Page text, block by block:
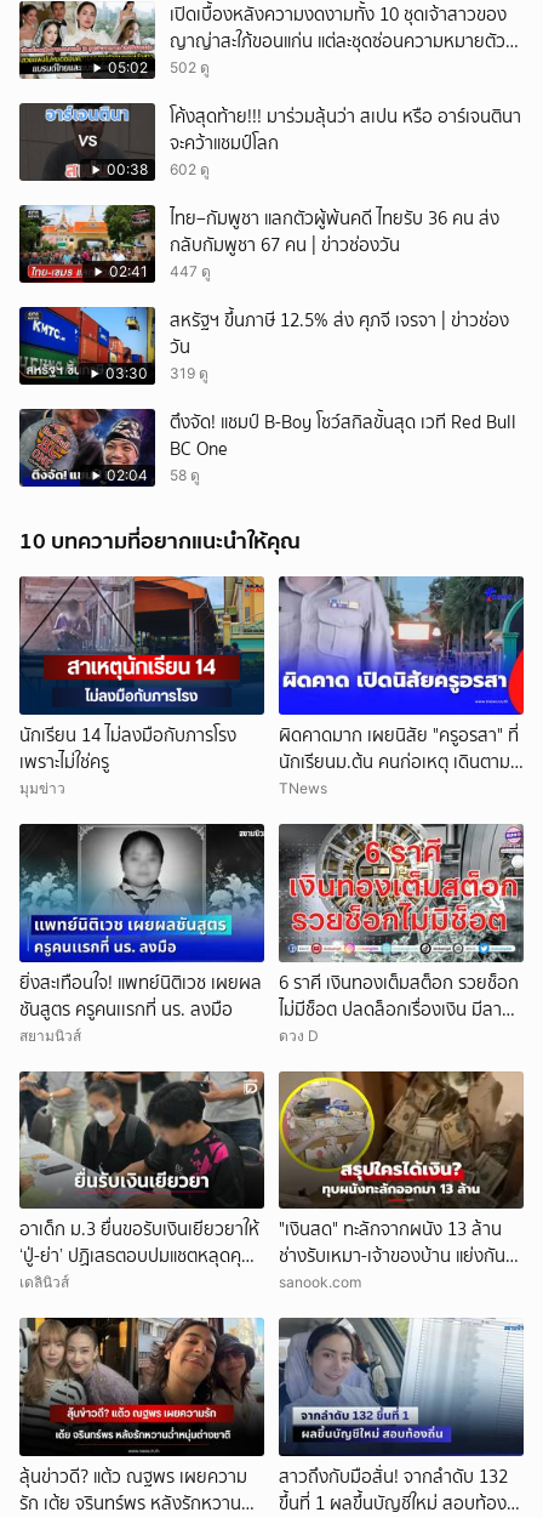
05:02
เปิดเบื้องหลังความงดงามทั้ง 10 ชุดเจ้าสาวของ
ญาญ่าสะใภ้ขอนแก่น แต่ละชุดซ่อนความหมายตัว
ตนของเจ้าสาว
502 ดู
00:38
โค้งสุดท้าย!!! มาร่วมลุ้นว่า สเปน หรือ อาร์เจนตินา
จะคว้าแชมป์โลก
602 ดู
02:41
ไทย–กัมพูชา แลกตัวผู้พ้นคดี ไทยรับ 36 คน ส่ง
กลับกัมพูชา 67 คน | ข่าวช่องวัน
447 ดู
03:30
สหรัฐฯ ขึ้นภาษี 12.5% ส่ง ศุภจี เจรจา | ข่าวช่อง
วัน
319 ดู
02:04
ตึงจัด! แชมป์ B-Boy โชว์สกิลขั้นสุด เวที Red Bull
BC One
58 ดู
10 บทความที่อยากแนะนำให้คุณ
นักเรียน 14 ไม่ลงมือกับภารโรง
เพราะไม่ใช่ครู
มุมข่าว
ผิดคาดมาก เผยนิสัย "ครูอรสา" ที่
นักเรียนม.ต้น คนก่อเหตุ เดินตาม
หา
TNews
ยิ่งสะเทือนใจ! แพทย์นิติเวช เผยผล
ชันสูตร ครูคนเเรกที่ นร. ลงมือ
สยามนิวส์
6 ราศี เงินทองเต็มสต็อก รวยช็อก
ไม่มีช็อต ปลดล็อกเรื่องเงิน มีลาภ
ลอยจ่อคิว
ดวง D
อาเด็ก ม.3 ยื่นขอรับเงินเยียวยาให้
‘ปู่-ย่า’ ปฏิเสธตอบปมแชตหลุดคุย
แม่ ‘ถูกกลั่นแกล้ง’
เดลินิวส์
"เงินสด" ทะลักจากผนัง 13 ล้าน
ช่างรับเหมา-เจ้าของบ้าน แย่งกัน
วุ่น สุดท้ายศาลตัดสินให้ใคร?!
sanook.com
ลุ้นข่าวดี? แต้ว ณฐพร เผยความ
รัก เต้ย จรินทร์พร หลังรักหวานฉ่ำ
สาวถึงกับมือสั่น! จากลำดับ 132
ขึ้นที่ 1 ผลขึ้นบัญชีใหม่ สอบท้อง